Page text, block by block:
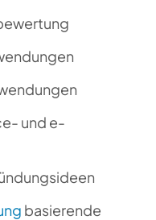
und e-
basierende